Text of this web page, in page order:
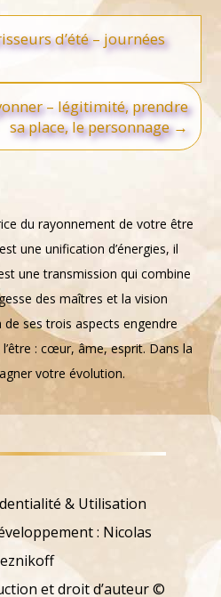
d’été – journées
– légitimité, prendre
sa place, le personnage→
du rayonnement de votre être
une unification d’énergies, il
une transmission qui combine
des maîtres et la vision
de ses trois aspects engendre
l’être : cœur, âme, esprit. Dans la
votre évolution.
& Utilisation
: Nicolas
et droit d’auteur ©